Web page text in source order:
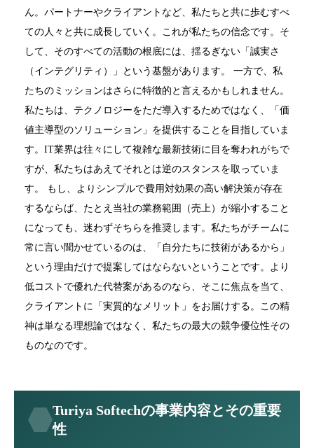
ん。パートナーやクライアントなど、私たちと共に歩むすべ
ての人々と共に成長していく。これが私たちの信念です。そ
して、そのすべての活動の根底には、揺るぎない「誠実さ
（インテグリティ）」という基盤があります。 一方で、私
たちのミッションはさらに特徴的と言えるかもしれません。
私たちは、テクノロジーをただ導入するためではなく、「価
値主導型のソリューション」を提供することを目指していま
す。IT業界は往々にして複雑な最新技術に目を奪われがちで
すが、私たちはあえてそれとは逆のスタンスを取っていま
す。 もし、よりシンプルで費用対効果の高い解決策が存在
するならば、たとえ当社の業務範囲（売上）が縮小すること
になっても、迷わずそちらを推奨します。私たちがチームに
常に言い聞かせているのは、「自分たちに技術があるから」
という理由だけで提案してはならないということです。より
低コストで優れた代替案があるのなら、そこに焦点を当て、
クライアントに「実質的なメリット」をお届けする。この精
神は単なる理想論ではなく、私たちの最大の競争優位性その
ものなのです。
Turiya Softechの事業内容とその重要
性